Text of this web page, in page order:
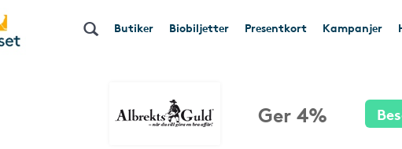
Butiker Biobiljetter Presentkort Kampanjer
Ger 4%